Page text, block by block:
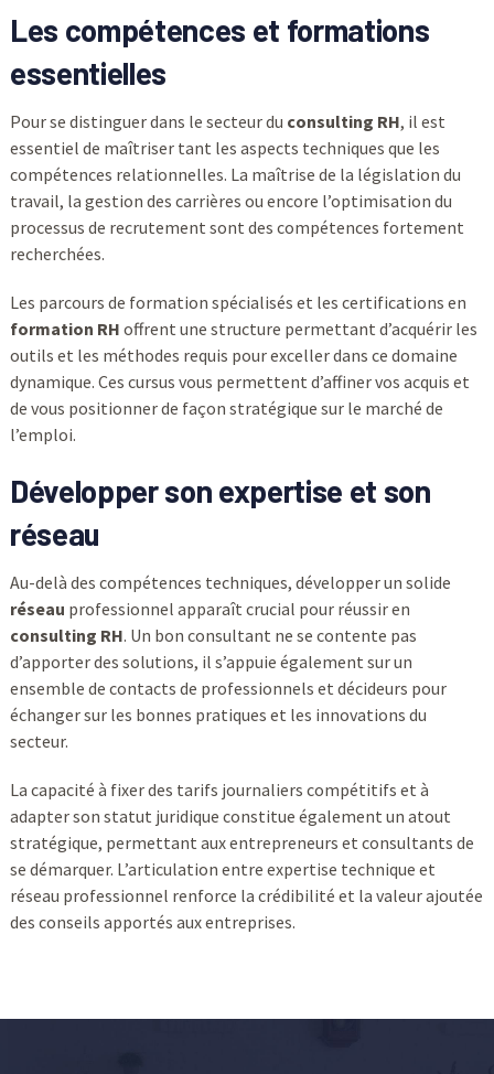
Les compétences et formations
essentielles
Pour se distinguer dans le secteur du consulting RH, il est
essentiel de maîtriser tant les aspects techniques que les
compétences relationnelles. La maîtrise de la législation du
travail, la gestion des carrières ou encore l’optimisation du
processus de recrutement sont des compétences fortement
recherchées.
Les parcours de formation spécialisés et les certifications en
formation RH offrent une structure permettant d’acquérir les
outils et les méthodes requis pour exceller dans ce domaine
dynamique. Ces cursus vous permettent d’affiner vos acquis et
de vous positionner de façon stratégique sur le marché de
l’emploi.
Développer son expertise et son
réseau
Au-delà des compétences techniques, développer un solide
réseau professionnel apparaît crucial pour réussir en
consulting RH. Un bon consultant ne se contente pas
d’apporter des solutions, il s’appuie également sur un
ensemble de contacts de professionnels et décideurs pour
échanger sur les bonnes pratiques et les innovations du
secteur.
La capacité à fixer des tarifs journaliers compétitifs et à
adapter son statut juridique constitue également un atout
stratégique, permettant aux entrepreneurs et consultants de
se démarquer. L’articulation entre expertise technique et
réseau professionnel renforce la crédibilité et la valeur ajoutée
des conseils apportés aux entreprises.